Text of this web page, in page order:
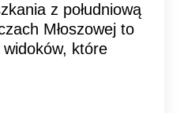
z południową
Młoszowej to
widoków, które